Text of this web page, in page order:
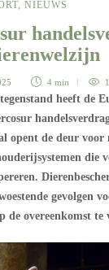
, NIEUWS
4 min
heeft de
opent de deur
die
gevolgen
de overeenkomst te